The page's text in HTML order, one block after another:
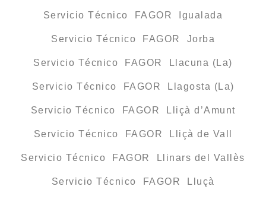
Servicio Técnico FAGOR Igualada
Servicio Técnico FAGOR Jorba
Servicio Técnico FAGOR Llacuna (La)
Servicio Técnico FAGOR Llagosta (La)
Servicio Técnico FAGOR Lliçà d’Amunt
Servicio Técnico FAGOR Lliçà de Vall
Servicio Técnico FAGOR Llinars del Vallès
Servicio Técnico FAGOR Lluçà